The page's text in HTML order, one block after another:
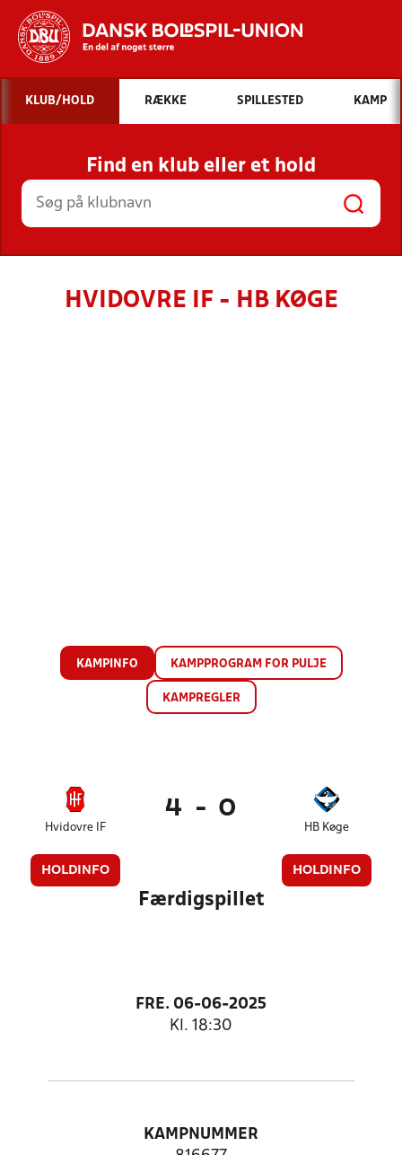
Hvad vil du søge efter?
INDHOLD OG NYHEDER
STILLINGER, RESULTATER, KLUBBER OG
HOLD
KLUB/HOLD RÆKKE SPILLESTED KAMP
Find en klub eller et hold
HVIDOVRE IF - HB KØGE
KAMPINFO KAMPPROGRAM FOR PULJE
KAMPREGLER
Hvidovre IF
HOLDINFO
4 - 0
HB Køge
HOLDINFO
Færdigspillet
FRE. 06-06-2025
Kl. 18:30
KAMPNUMMER